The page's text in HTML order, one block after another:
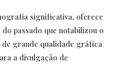
significativa, oferece
passado que notabilizou o
grande qualidade gráfica
a divulgação de